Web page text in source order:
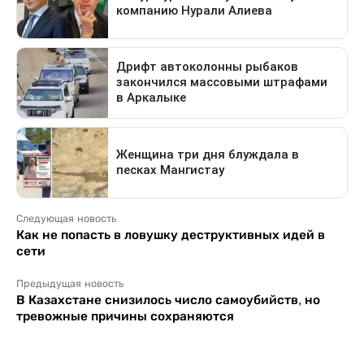
Следующая новость
Как не попасть в ловушку деструктивных идей в
сети
Предыдущая новость
В Казахстане снизилось число самоубийств, но
тревожные причины сохраняются